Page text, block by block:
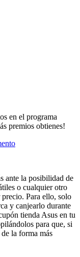
en el programa
premios obtienes!
ante la posibilidad de
o cualquier otro
Para ello, solo
y canjearlo durante
tienda Asus en tu
para que, si
la forma más